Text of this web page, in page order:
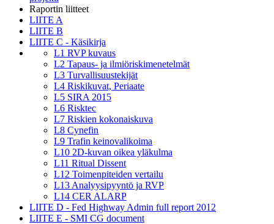
Raportin liitteet
LIITE A
LIITE B
LIITE C - Käsikirja
L1 RVP kuvaus
L2 Tapaus- ja ilmiöriskimenetelmät
L3 Turvallisuustekijät
L4 Riskikuvat, Periaate
L5 SIRA 2015
L6 Risktec
L7 Riskien kokonaiskuva
L8 Cynefin
L9 Trafin keinovalikoima
L10 2D-kuvan oikea yläkulma
L11 Ritual Dissent
L12 Toimenpiteiden vertailu
L13 Analyysipyyntö ja RVP
L14 CER ALARP
LIITE D - Fed Highway Admin full report 2012
LIITE E - SMI CG document